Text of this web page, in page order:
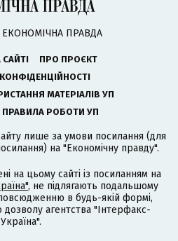
ЕКОНОМІЧНА ПРАВДА
ПРО ПРОЄКТ
МАТЕРІАЛІВ УП
ПРАВИЛА РОБОТИ УП
лише за умови посилання (для
на "Економічну правду".
на цьому сайті із посиланням на
, не підлягають подальшому
в будь-якій формі,
агентства "Інтерфакс-
Україна".